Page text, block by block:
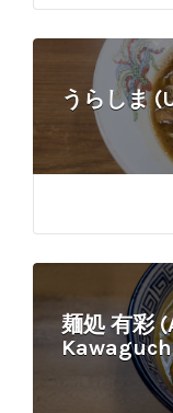
うらしま
麺処 有彩